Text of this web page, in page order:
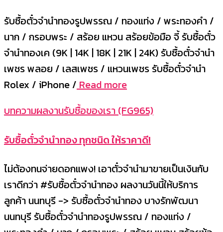
รับซื้อตั๋วจำนำทองรูปพรรณ / ทองแท่ง / พระทองคำ /
นาก / กรอบพระ / สร้อย แหวน สร้อยข้อมือ จี้ รับซื้อตั๋ว
จำนำทองเค (9K | 14K | 18K | 21K | 24K) รับซื้อตั๋วจำนำ
เพชร พลอย / เลสเพชร / แหวนเพชร รับซื้อตั๋วจำนำ
Rolex / iPhone /Read more
บทความผลงานรับซื้อของเรา (FG965)
รับซื้อตั๋วจำนำทอง ทุกชนิด ให้ราคาดี!
ไม่ต้องทนจ่ายดอกแพง! เอาตั๋วจำนำมาขายเป็นเงินกับ
เราดีกว่า #รับซื้อตั๋วจำนำทอง ผลงานวันนี้ให้บริการ
ลูกค้า นนทบุรี -> รับซื้อตั๋วจำนำทอง บางรักพัฒนา
นนทบุรี รับซื้อตั๋วจำนำทองรูปพรรณ / ทองแท่ง /